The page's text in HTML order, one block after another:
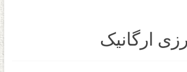
ارگانیک